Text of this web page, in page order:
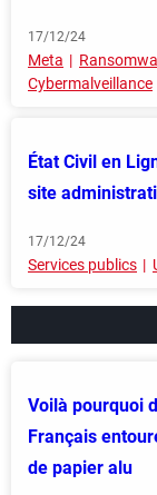
17/12/24
Meta
Cybermalveillance
État Civil en
site
17/12/24
Services publics
Voilà pourquoi
Français
de papier alu